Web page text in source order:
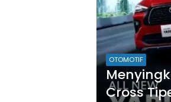
OTOMOTIF
Cross